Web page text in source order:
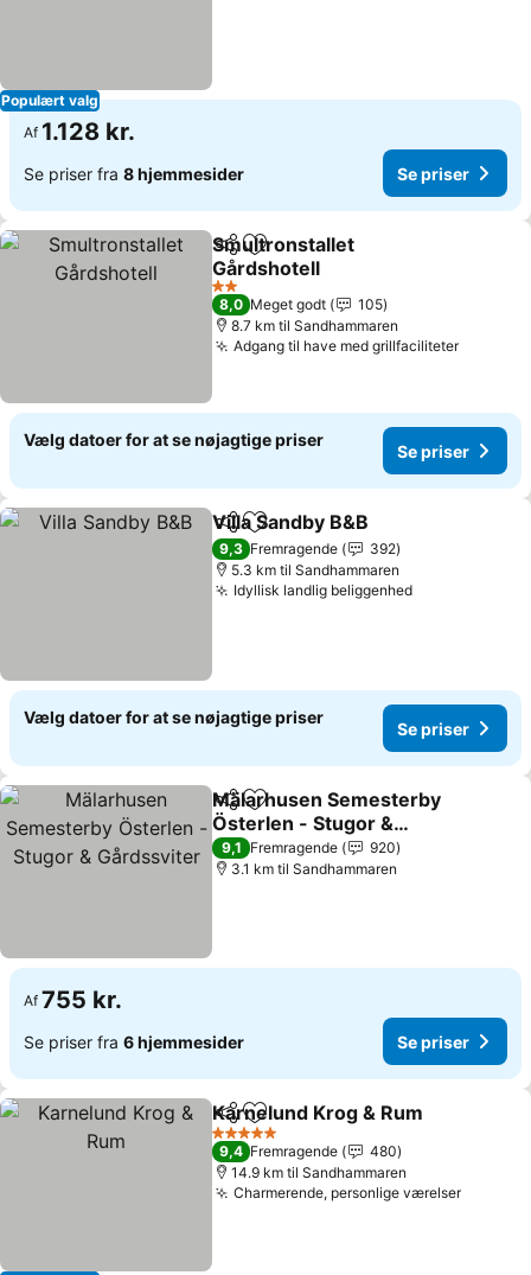
Populært valg
Af 1.128 kr.
Se priser fra 8 hjemmesider Se priser
Del Føj til favoritter
Smultronstallet
Gårdshotell
Se priser
2 Stjerner
8,0 Meget godt
105
8.7 km til Sandhammaren
Adgang til have med grillfaciliteterSe
Vælg datoer for at se nøjagtige priser
Se priser
Del Føj til favoritter
Villa Sandby B&B
9,3 Fremragende
392
5.3 km til Sandhammaren
Idyllisk landlig beliggenhedSe priser
Vælg datoer for at se nøjagtige priser
Se priser
Del Føj til favoritter
Mälarhusen Semesterby
Österlen - Stugor &
Gårdssviter
Se priser
9,1 Fremragende
920
3.1 km til Sandhammaren
Af 755 kr.
Se priser fra 6 hjemmesider Se priser
Del Føj til favoritter
Karnelund Krog & Rum
5 Stjerner
9,4 Fremragende
480
14.9 km til Sandhammaren
Charmerende, personlige værelserSe